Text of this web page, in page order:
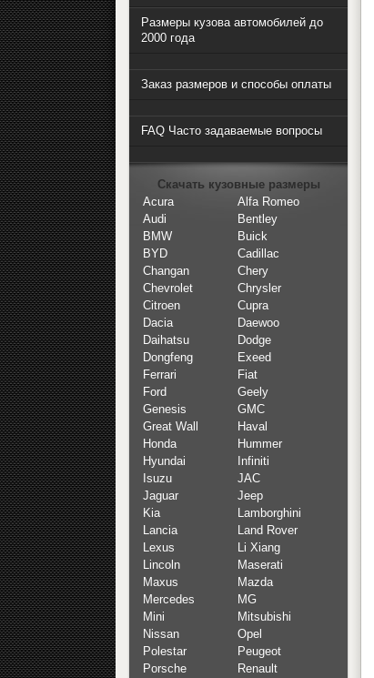
Размеры кузова автомобилей до
2000 года
Заказ размеров и способы оплаты
FAQ Часто задаваемые вопросы
Скачать кузовные размеры
Acura
Alfa Romeo
Audi
Bentley
BMW
Buick
BYD
Cadillac
Changan
Chery
Chevrolet
Chrysler
Citroen
Cupra
Dacia
Daewoo
Daihatsu
Dodge
Dongfeng
Exeed
Ferrari
Fiat
Ford
Geely
Genesis
GMC
Great Wall
Haval
Honda
Hummer
Hyundai
Infiniti
Isuzu
JAC
Jaguar
Jeep
Kia
Lamborghini
Lancia
Land Rover
Lexus
Li Xiang
Lincoln
Maserati
Maxus
Mazda
Mercedes
MG
Mini
Mitsubishi
Nissan
Opel
Polestar
Peugeot
Porsche
Renault